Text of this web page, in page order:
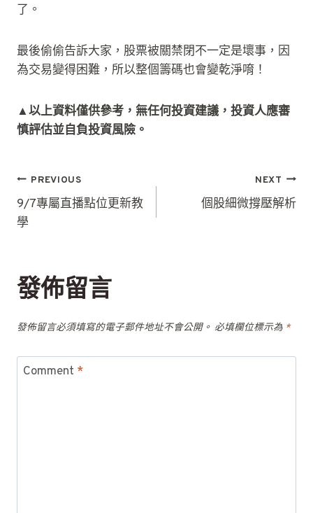
了。
最後偷偷告訴大家，股票被關禁閉不一定是壞事，因
為交易變得困難，所以整個籌碼也會變乾淨唷！
▲以上資料僅供參考，無任何投資建議，投資人應審
慎評估並自負投資風險。
文
章
導
PREVIOUS
9/7專屬直播點位更新教
學
NEXT
個股細微撐壓解析
發佈留言
發佈留言必須填寫的電子郵件地址不會公開。 必填欄位標示為 *
Comment *